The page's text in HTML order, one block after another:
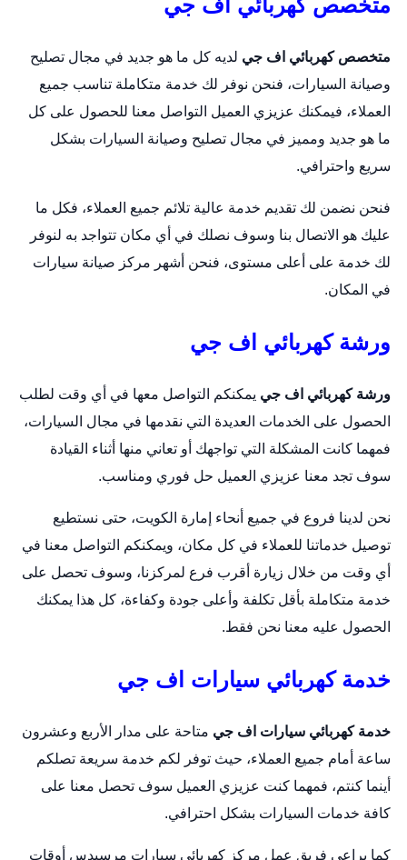
متخصص كهربائي اف جي
متخصص كهربائي اف جي لديه كل ما هو جديد في مجال تصليح
وصيانة السيارات، فنحن نوفر لك خدمة متكاملة تناسب جميع
العملاء، فيمكنك عزيزي العميل التواصل معنا للحصول على كل
ما هو جديد ومميز في مجال تصليح وصيانة السيارات بشكل
سريع واحترافي.
فنحن نضمن لك تقديم خدمة عالية تلائم جميع العملاء، فكل ما
عليك هو الاتصال بنا وسوف نصلك في أي مكان تتواجد به لنوفر
لك خدمة على أعلى مستوى، فنحن أشهر مركز صيانة سيارات
في المكان.
ورشة كهربائي اف جي
ورشة كهربائي اف جي يمكنكم التواصل معها في أي وقت لطلب
الحصول على الخدمات العديدة التي نقدمها في مجال السيارات،
فمهما كانت المشكلة التي تواجهك أو تعاني منها أثناء القيادة
سوف تجد معنا عزيزي العميل حل فوري ومناسب.
نحن لدينا فروع في جميع أنحاء إمارة الكويت، حتى نستطيع
توصيل خدماتنا للعملاء في كل مكان، ويمكنكم التواصل معنا في
أي وقت من خلال زيارة أقرب فرع لمركزنا، وسوف تحصل على
خدمة متكاملة بأقل تكلفة وأعلى جودة وكفاءة، كل هذا يمكنك
الحصول عليه معنا نحن فقط.
خدمة كهربائي سيارات اف جي
خدمة كهربائي سيارات اف جي متاحة على مدار الأربع وعشرون
ساعة أمام جميع العملاء، حيث توفر لكم خدمة سريعة تصلكم
أينما كنتم، فمهما كنت عزيزي العميل سوف تحصل معنا على
كافة خدمات السيارات بشكل احترافي.
كما يراعي فريق عمل مركز كهربائي سيارات مرسيدس أوقات